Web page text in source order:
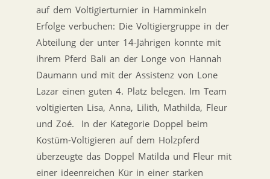
auf dem Voltigierturnier in Hamminkeln
Erfolge verbuchen: Die Voltigiergruppe in der
Abteilung der unter 14-Jährigen konnte mit
ihrem Pferd Bali an der Longe von Hannah
Daumann und mit der Assistenz von Lone
Lazar einen guten 4. Platz belegen. Im Team
voltigierten Lisa, Anna, Lilith, Mathilda, Fleur
und Zoé. In der Kategorie Doppel beim
Kostüm-Voltigieren auf dem Holzpferd
überzeugte das Doppel Matilda und Fleur mit
einer ideenreichen Kür in einer starken